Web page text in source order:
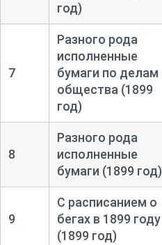
год)
7
Разного рода
исполненные
бумаги по делам
общества (1899
год)
8
Разного рода
исполненные
бумаги (1899 год)
9
С расписанием о
бегах в 1899 году
(1899 год)